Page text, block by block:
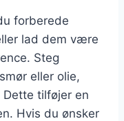
forberede
lad dem være
Steg
eller olie,
tilføjer en
Hvis du ønsker